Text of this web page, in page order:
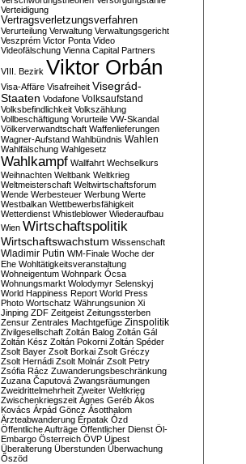
Verteidigung
Vertragsverletzungsverfahren
Verurteilung Verwaltung Verwaltungsgericht
Veszprém Victor Ponta Video
Videofälschung Vienna Capital Partners
VIII. Bezirk Viktor Orbán
Visa-Affäre Visafreiheit Visegrád-
Staaten Vodafone Volksaufstand
Volksbefindlichkeit Volkszählung
Vollbeschäftigung Vorurteile VW-Skandal
Völkerverwandtschaft Waffenlieferungen
Wagner-Aufstand Wahlbündnis Wahlen
Wahlfälschung Wahlgesetz
Wahlkampf Wallfahrt Wechselkurs
Weihnachten Weltbank Weltkrieg
Weltmeisterschaft Weltwirtschaftsforum
Wende Werbesteuer Werbung Werte
Westbalkan Wettbewerbsfähigkeit
Wetterdienst Whistleblower Wiederaufbau
Wien Wirtschaftspolitik
Wirtschaftswachstum Wissenschaft
Wladimir Putin WM-Finale Woche der
Ehe Wohltätigkeitsveranstaltung
Wohneigentum Wohnpark Ócsa
Wohnungsmarkt Wolodymyr Selenskyj
World Happiness Report World Press
Photo Wortschatz Währungsunion Xi
Jinping ZDF Zeitgeist Zeitungssterben
Zensur Zentrales Machtgefüge Zinspolitik
Zivilgesellschaft Zoltán Balog Zoltán Gál
Zoltán Kész Zoltán Pokorni Zoltán Spéder
Zsolt Bayer Zsolt Borkai Zsolt Gréczy
Zsolt Hernádi Zsolt Molnár Zsolt Petry
Zsófia Rácz Zuwanderungsbeschränkung
Zuzana Čaputová Zwangsräumungen
Zweidrittelmehrheit Zweiter Weltkrieg
Zwischenkriegszeit Ágnes Geréb Ákos
Kovács Árpád Göncz Ásotthalom
Ärzteabwanderung Érpatak Ózd
Öffentliche Aufträge Öffentlicher Dienst Öl-
Embargo Österreich ÖVP Újpest
Überalterung Überstunden Überwachung
Őszöd